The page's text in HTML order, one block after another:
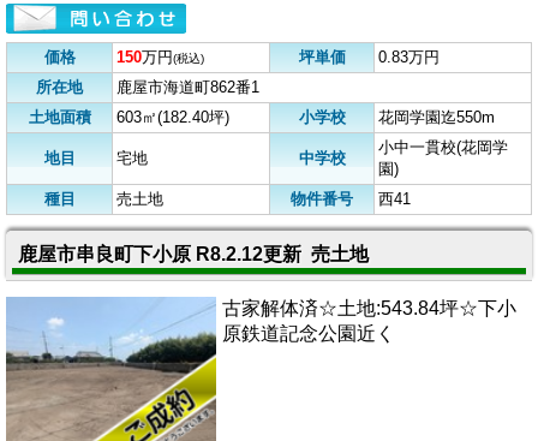
価格 150万円(税込) 坪単価
0.83万円
所在地
鹿屋市海道町862番1
土地面積
603㎡(182.40坪) 小学校 花岡学園迄550m
地目 宅地 中学校
小中一貫校(花岡学
園)
種目
売土地 物件番号 西41
鹿屋市串良町下小原 R8.2.12更新 売土地
古家解体済☆土地:543.84坪☆下小
原鉄道記念公園近く